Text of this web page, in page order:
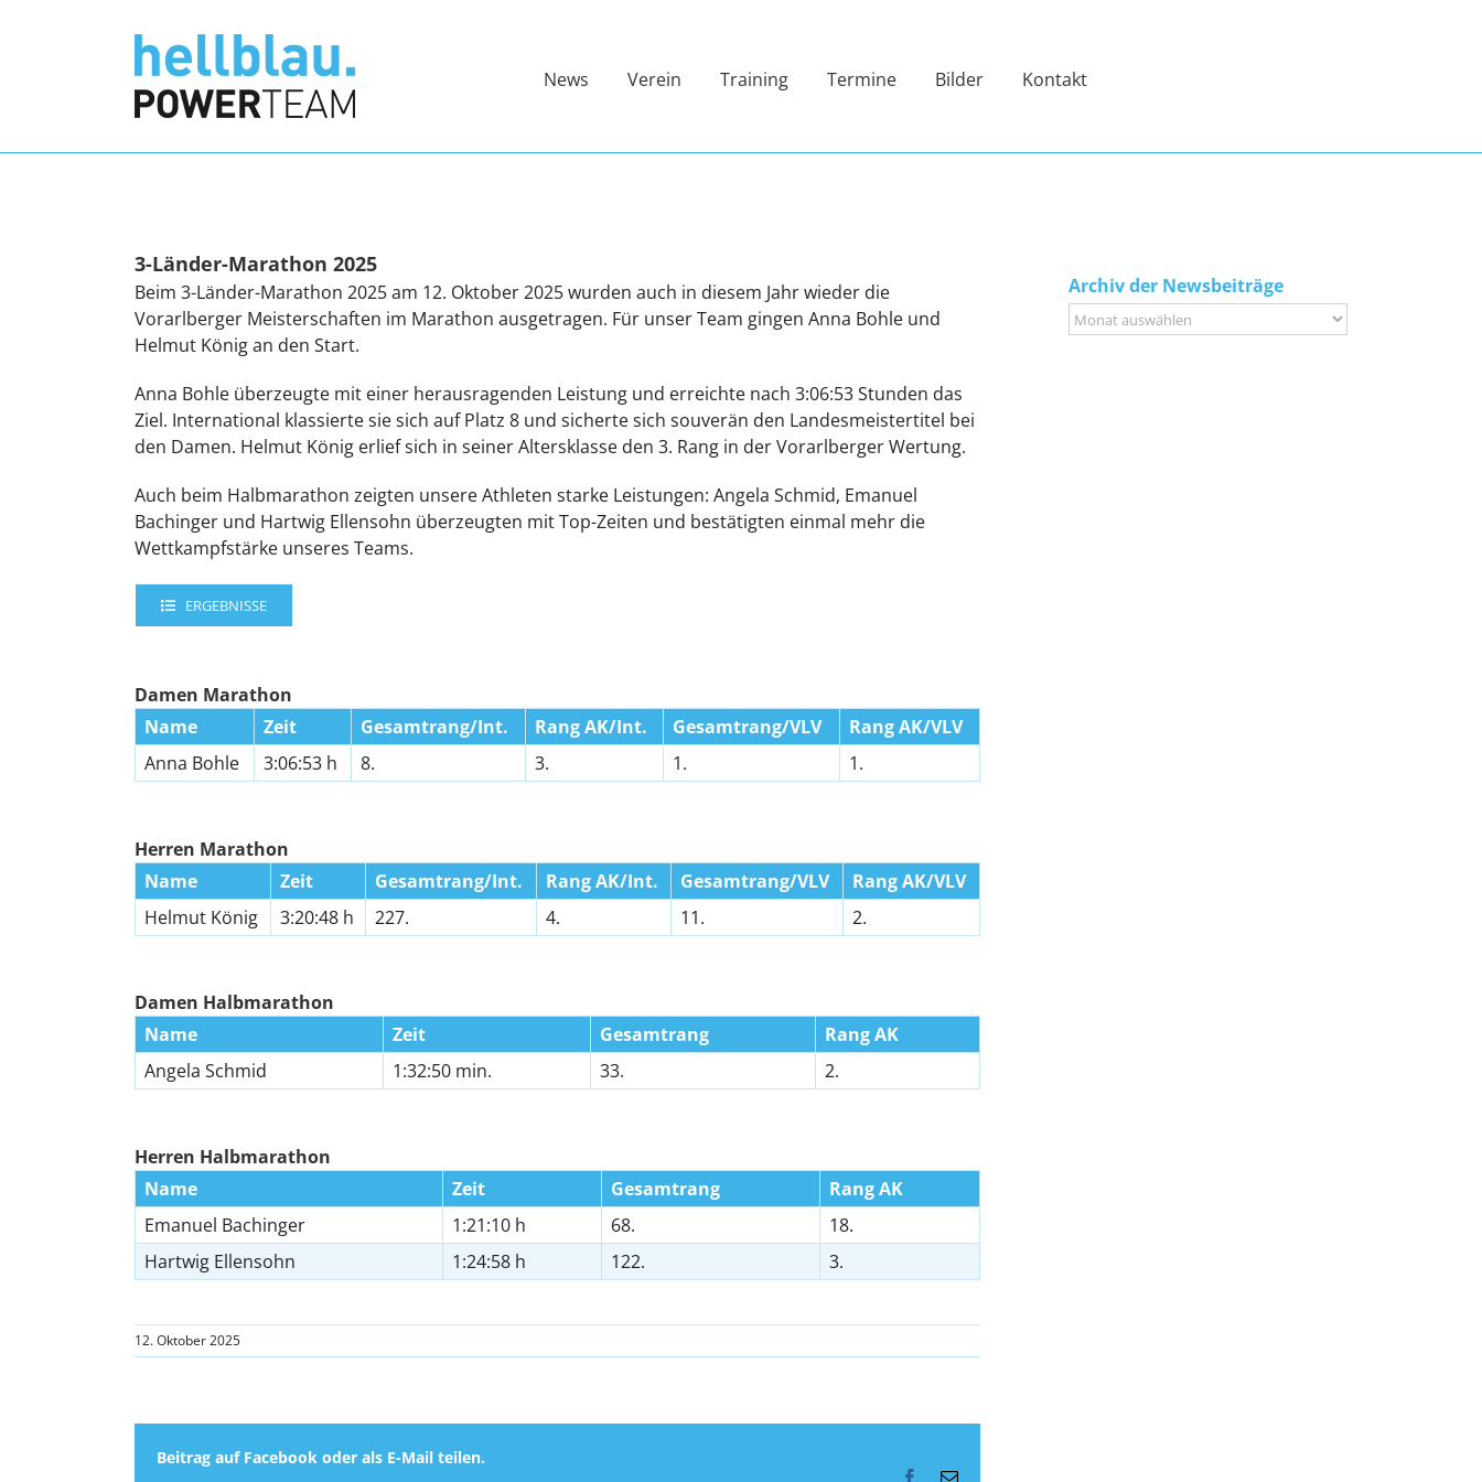
News Verein Training Termine Bilder Kontakt
3-Länder-Marathon 2025
Beim 3-Länder-Marathon 2025 am 12. Oktober 2025 wurden auch in diesem Jahr wieder die
Vorarlberger Meisterschaften im Marathon ausgetragen. Für unser Team gingen Anna Bohle und
Helmut König an den Start.
Anna Bohle überzeugte mit einer herausragenden Leistung und erreichte nach 3:06:53 Stunden das
Ziel. International klassierte sie sich auf Platz 8 und sicherte sich souverän den Landesmeistertitel bei
den Damen. Helmut König erlief sich in seiner Altersklasse den 3. Rang in der Vorarlberger Wertung.
Auch beim Halbmarathon zeigten unsere Athleten starke Leistungen: Angela Schmid, Emanuel
Bachinger und Hartwig Ellensohn überzeugten mit Top-Zeiten und bestätigten einmal mehr die
Wettkampfstärke unseres Teams.
ERGEBNISSE
Damen Marathon
Name
Zeit Gesamtrang/Int. Rang AK/Int. Gesamtrang/VLV
Rang AK/VLV
Anna Bohle
3:06:53 h 8. 3. 1. 1.
Herren Marathon
Name
Zeit Gesamtrang/Int. Rang AK/Int. Gesamtrang/VLV
Rang AK/VLV
Helmut König
3:20:48 h 227. 4. 11. 2.
Damen Halbmarathon
Name
Zeit Gesamtrang
Rang AK
Angela Schmid
1:32:50 min. 33. 2.
Herren Halbmarathon
Name
Zeit Gesamtrang
Rang AK
Emanuel Bachinger
1:21:10 h 68.
18.
Hartwig Ellensohn
1:24:58 h 122. 3.
12. Oktober 2025
Beitrag auf Facebook oder als E-Mail teilen.
Facebook
E-
Archiv der Newsbeiträge
Archiv
der